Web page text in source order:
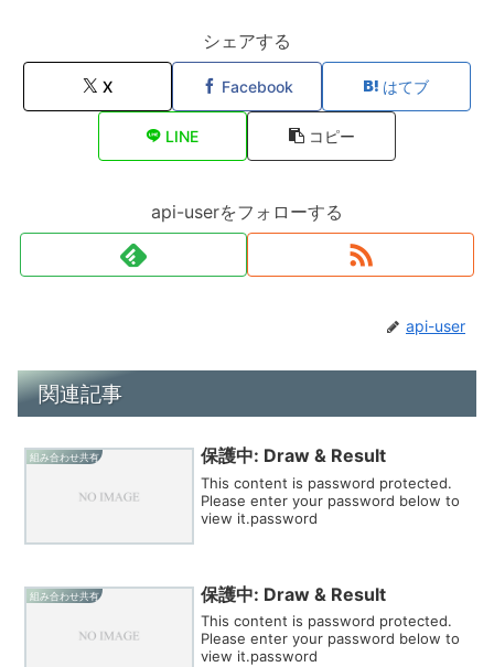
シェアする
X Facebook はてブ
LINE コピー
api-userをフォローする
api-user
関連記事
組み合わせ共有 保護中: Draw & Result
This content is password protected.
Please enter your password below to
view it.password
組み合わせ共有 保護中: Draw & Result
This content is password protected.
Please enter your password below to
view it.password